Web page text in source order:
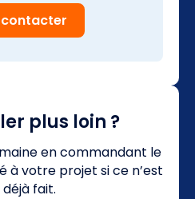
contacter
plus loin ?
en commandant le
à votre projet si ce n’est
fait.